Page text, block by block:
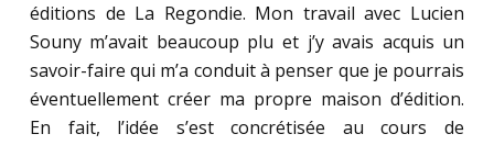
éditions de La Regondie. Mon travail avec Lucien
Souny m’avait beaucoup plu et j’y avais acquis un
savoir-faire qui m’a conduit à penser que je pourrais
éventuellement créer ma propre maison d’édition.
En fait, l’idée s’est concrétisée au cours de